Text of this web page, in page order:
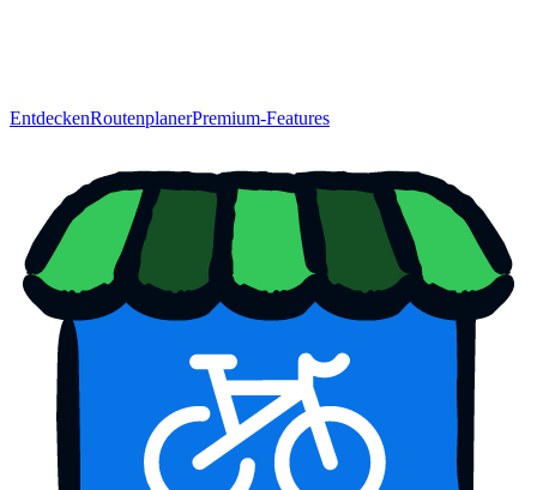
EntdeckenRoutenplanerPremium-Features